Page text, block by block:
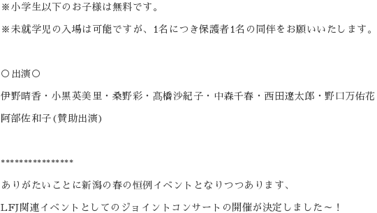
※小学生以下のお子様は無料です。
※未就学児の入場は可能ですが、1名につき保護者1名の同伴をお願いいたします。
○出演○
伊野晴香・小黒英美里・桑野彩・髙橋沙紀子・中森千春・西田遼太郎・野口万佑
阿部佐和子(賛助出演)
****************
ありがたいことに新潟の春の恒例イベントとなりつつあります、
LFJ関連イベントとしてのジョイントコンサートの開催が決定しました～！